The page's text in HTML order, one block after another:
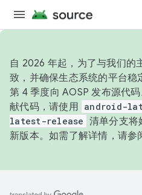
自 2026 年起，为了与我们的
致，并确保生态系统的平台稳
第 4 季度向 AOSP 发布源代
献代码，请使用 android-
latest-release 清单分支将
新版本。如需了解详情，请参